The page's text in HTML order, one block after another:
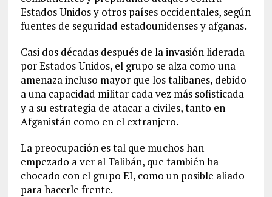
Estados Unidos y otros países occidentales, según
fuentes de seguridad estadounidenses y afganas.
Casi dos décadas después de la invasión liderada
por Estados Unidos, el grupo se alza como una
amenaza incluso mayor que los talibanes, debido
a una capacidad militar cada vez más sofisticada
y a su estrategia de atacar a civiles, tanto en
Afganistán como en el extranjero.
La preocupación es tal que muchos han
empezado a ver al Talibán, que también ha
chocado con el grupo EI, como un posible aliado
para hacerle frente.